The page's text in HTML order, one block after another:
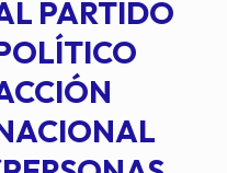
PARTIDO